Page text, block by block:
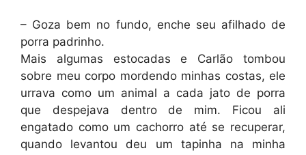
– Goza bem no fundo, enche seu afilhado de
porra padrinho.
Mais algumas estocadas e Carlão tombou
sobre meu corpo mordendo minhas costas, ele
urrava como um animal a cada jato de porra
que despejava dentro de mim. Ficou ali
engatado como um cachorro até se recuperar,
quando levantou deu um tapinha na minha